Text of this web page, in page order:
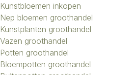
Kunstbloemen inkopen
Nep bloemen groothandel
Kunstplanten groothandel
Vazen groothandel
Potten groothandel
Bloempotten groothandel